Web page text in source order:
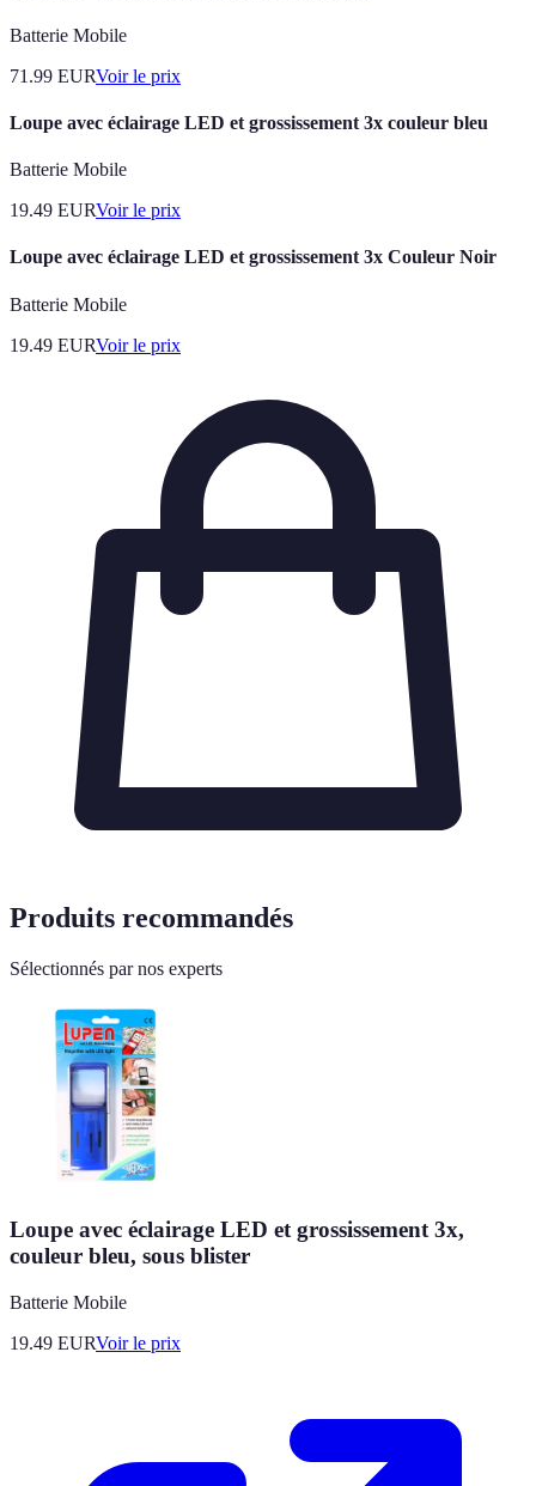
Batterie Mobile
71.99 EURVoir le prix
Loupe avec éclairage LED et grossissement 3x couleur bleu
Batterie Mobile
19.49 EURVoir le prix
Loupe avec éclairage LED et grossissement 3x Couleur Noir
Batterie Mobile
19.49 EURVoir le prix
Produits recommandés
Sélectionnés par nos experts
Loupe avec éclairage LED et grossissement 3x,
couleur bleu, sous blister
Batterie Mobile
19.49 EURVoir le prix